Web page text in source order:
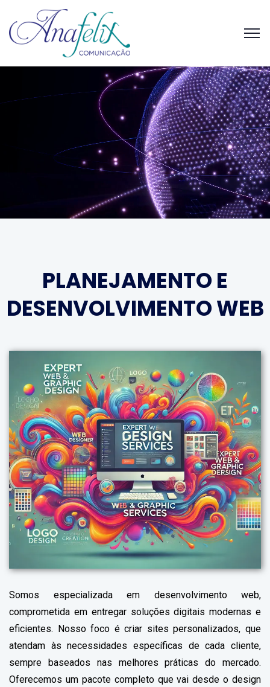
PLANEJAMENTO E
DESENVOLVIMENTO WEB
Somos especializada em desenvolvimento web,
comprometida em entregar soluções digitais modernas e
eficientes. Nosso foco é criar sites personalizados, que
atendam às necessidades específicas de cada cliente,
sempre baseados nas melhores práticas do mercado.
Oferecemos um pacote completo que vai desde o design